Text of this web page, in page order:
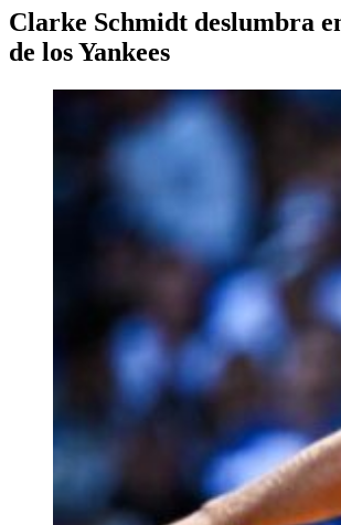
Clarke Schmidt deslumbra
de los Yankees